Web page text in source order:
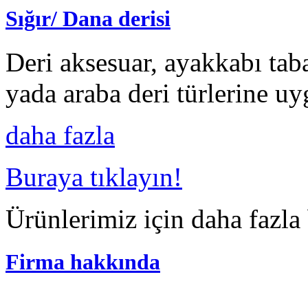
Sığır/ Dana derisi
Deri aksesuar, ayakkabı
yada araba deri türlerine
daha fazla
Buraya tıklayın!
Ürünlerimiz için daha
Firma hakkında